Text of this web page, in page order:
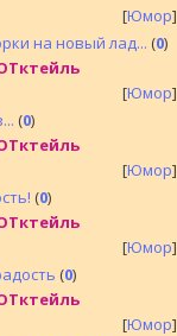
[Юмор]
на новый лад... (0)
[Юмор]
(0)
[Юмор]
(0)
[Юмор]
(0)
[Юмор]